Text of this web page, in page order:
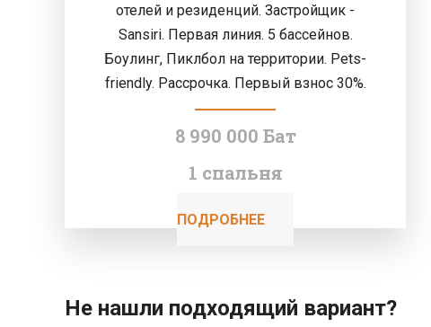
отелей и резиденций. Застройщик -
Sansiri. Первая линия. 5 бассейнов.
Боулинг, Пиклбол на территории. Pets-
friendly. Рассрочка. Первый взнос 30%.
8 990 000 Бат
1 спальня
ПОДРОБНЕЕ
Не нашли подходящий вариант?